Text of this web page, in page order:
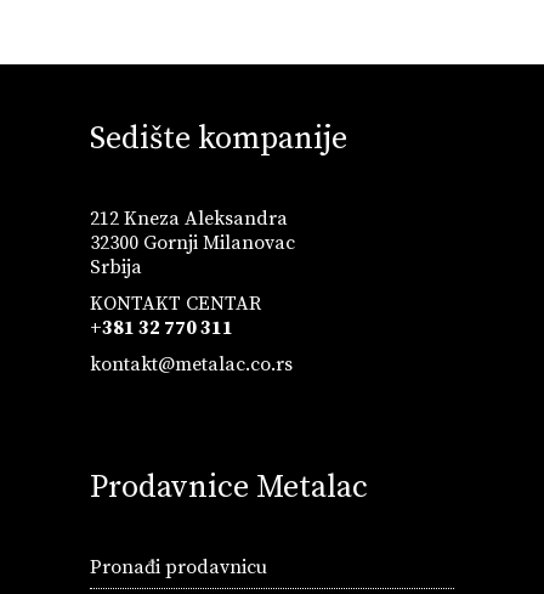
Sedište kompanije
212 Kneza Aleksandra
32300 Gornji Milanovac
Srbija
KONTAKT CENTAR
+381 32 770 311
kontakt@metalac.co.rs
Prodavnice Metalac
Pronađi prodavnicu